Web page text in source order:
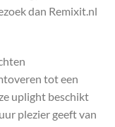
dan Remixit.nl
tot een
uplight beschikt
plezier geeft van